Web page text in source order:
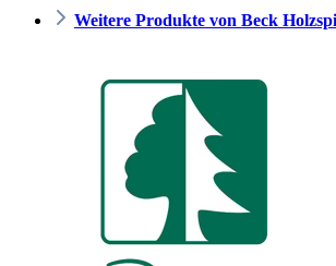
Weitere Produkte von Beck